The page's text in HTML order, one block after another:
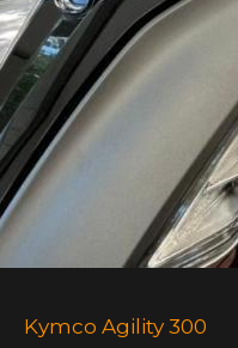
Kymco Agility 300